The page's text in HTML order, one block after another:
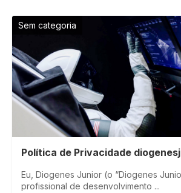
Sem categoria
Política de Privacidade
Eu, Diogenes Junior (o “Diogenes
profissional de desenvolvimento ...